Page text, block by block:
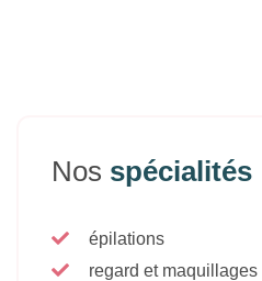
Nos spécialités
épilations
regard et maquillages